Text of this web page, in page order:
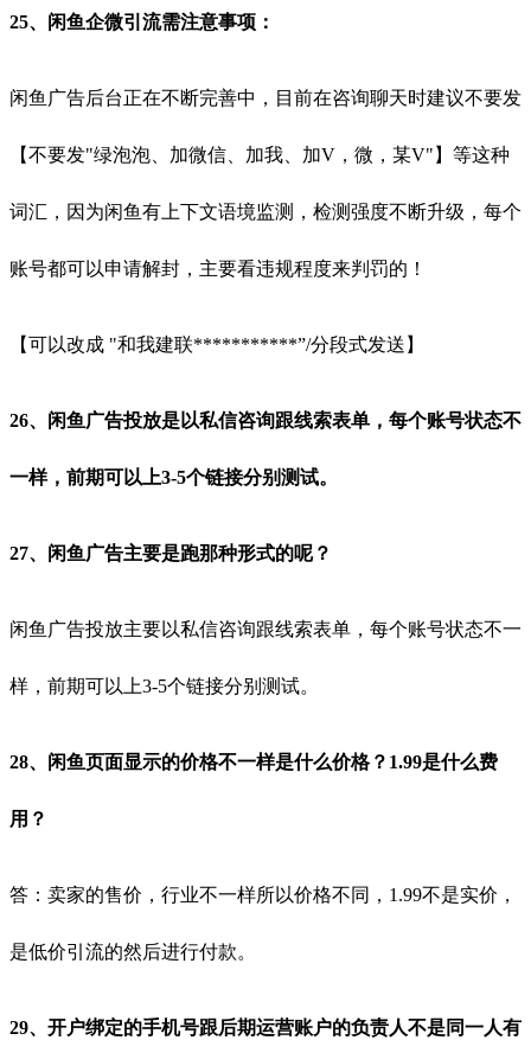
25、闲鱼企微引流需注意事项：
闲鱼广告后台正在不断完善中，目前在咨询聊天时建议不要发
【不要发"绿泡泡、加微信、加我、加V，微，某V"】等这种
词汇，因为闲鱼有上下文语境监测，检测强度不断升级，每个
账号都可以申请解封，主要看违规程度来判罚的！
【可以改成 "和我建联***********”/分段式发送】
26、闲鱼广告投放是以私信咨询跟线索表单，每个账号状态不
一样，前期可以上3-5个链接分别测试。
27、闲鱼广告主要是跑那种形式的呢？
闲鱼广告投放主要以私信咨询跟线索表单，每个账号状态不一
样，前期可以上3-5个链接分别测试。
28、闲鱼页面显示的价格不一样是什么价格？1.99是什么费
用？
答：卖家的售价，行业不一样所以价格不同，1.99不是实价，
是低价引流的然后进行付款。
29、开户绑定的手机号跟后期运营账户的负责人不是同一人有